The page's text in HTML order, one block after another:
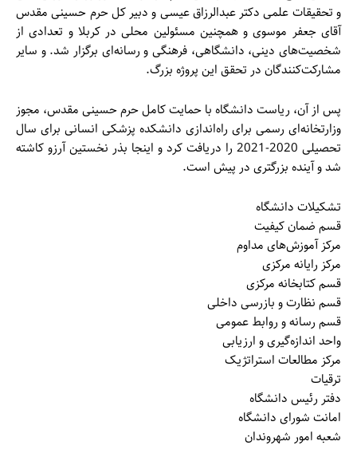
و تحقیقات علمی دکتر عبدالرزاق عیسی و دبیر کل حرم حسینی مقدس
آقای جعفر موسوی و همچنین مسئولین محلی در کربلا و تعدادی از
شخصیت‌های دینی، دانشگاهی، فرهنگی و رسانه‌ای برگزار شد. و سایر
مشارکت‌کنندگان در تحقق این پروژه بزرگ.
پس از آن، ریاست دانشگاه با حمایت کامل حرم حسینی مقدس، مجوز
وزارتخانه‌ای رسمی برای راه‌اندازی دانشکده پزشکی انسانی برای سال
تحصیلی 2020-2021 را دریافت کرد و اینجا بذر نخستین آرزو کاشته
شد و آینده بزرگتری در پیش است.
تشکیلات دانشگاه
قسم ضمان کیفیت
مرکز آموزش‌های مداوم
مرکز رایانه مرکزی
قسم کتابخانه مرکزی
قسم نظارت و بازرسی داخلی
قسم رسانه و روابط عمومی
واحد اندازه‌گیری و ارزیابی
مرکز مطالعات استراتژیک
ترقیات
دفتر رئیس دانشگاه
امانت شورای دانشگاه
شعبه امور شهروندان